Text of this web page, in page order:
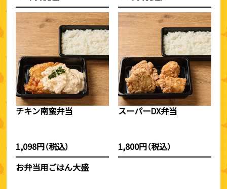
チキン南蛮弁当
1,098円（税込）
スーパーDX弁当
1,800円（税込）
お弁当用ごはん大盛